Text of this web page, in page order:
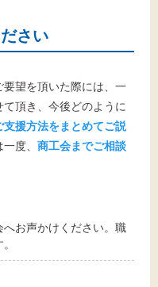
さい
望を頂いた際には、一
頂き、今後どのように
支援方法をまとめてご説
度、 商工会までご相談
お声かけください。職